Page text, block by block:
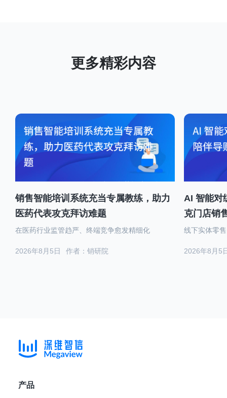
销售智能培训系统充当专属教练，助力
医药代表攻克拜访难题
作者：销研院
2026年8月5日
在医药行业监管趋严、终端竞争愈发精细化
AI 智能对
克门店销
2026年8月5
线下实体零
产品